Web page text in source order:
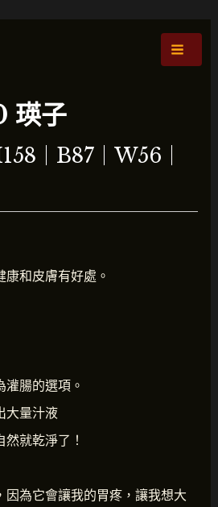
選
瑛子
｜B87｜W56｜
和皮膚有好處。
腸的選項。
大量汁液
就乾淨了！
因為它會讓我的胃疼，讓我想大